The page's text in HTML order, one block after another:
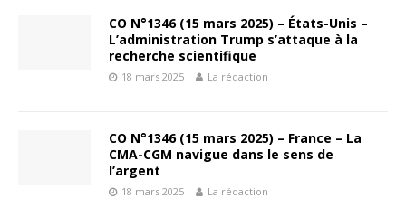
CO N°1346 (15 mars 2025) – États-Unis –
L’administration Trump s’attaque à la
recherche scientifique
18 mars 2025 La rédaction
CO N°1346 (15 mars 2025) – France – La
CMA-CGM navigue dans le sens de
l’argent
18 mars 2025 La rédaction